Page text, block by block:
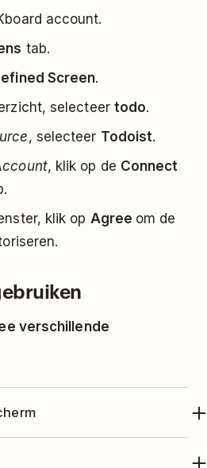
account.
tab.
Screen.
selecteer todo.
, selecteer Todoist.
, klik op de Connect
klik op Agree om de
verschillende